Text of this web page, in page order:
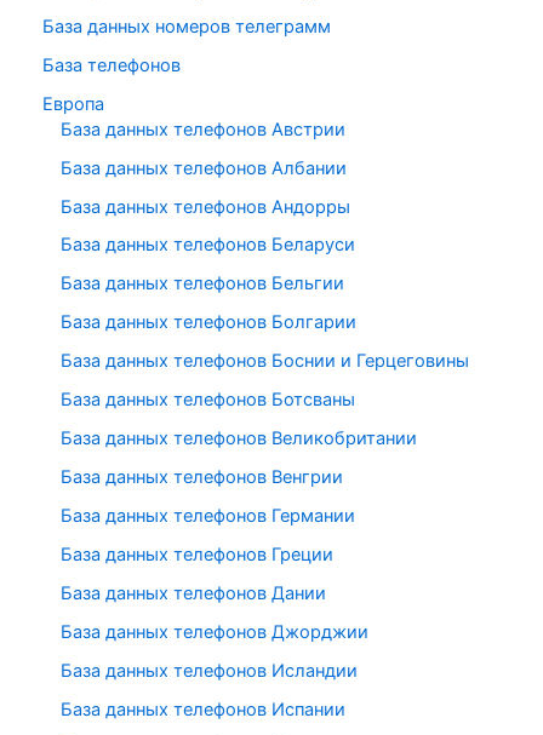
База данных номеров телеграмм
База телефонов
Европа
База данных телефонов Австрии
База данных телефонов Албании
База данных телефонов Андорры
База данных телефонов Беларуси
База данных телефонов Бельгии
База данных телефонов Болгарии
База данных телефонов Боснии и Герцеговины
База данных телефонов Ботсваны
База данных телефонов Великобритании
База данных телефонов Венгрии
База данных телефонов Германии
База данных телефонов Греции
База данных телефонов Дании
База данных телефонов Джорджии
База данных телефонов Исландии
База данных телефонов Испании